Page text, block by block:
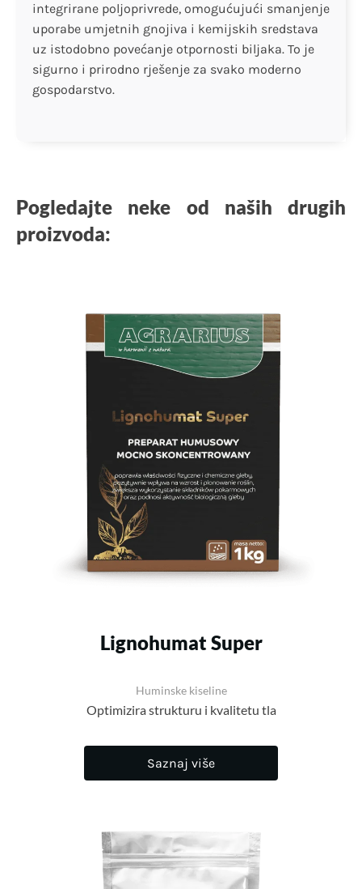
integrirane poljoprivrede, omogućujući smanjenje
uporabe umjetnih gnojiva i kemijskih sredstava
uz istodobno povećanje otpornosti biljaka. To je
sigurno i prirodno rješenje za svako moderno
gospodarstvo.
Pogledajte neke od naših drugih
proizvoda:
Lignohumat Super
Huminske kiseline
Optimizira strukturu i kvalitetu tla
Saznaj više